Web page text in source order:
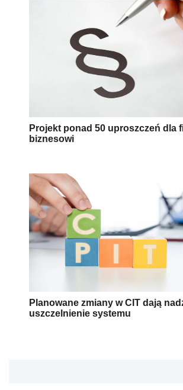
Projekt ponad 50 uproszczeń dla
biznesowi
Planowane zmiany w CIT dają
uszczelnienie systemu